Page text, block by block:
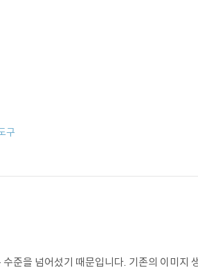
구
준을 넘어섰기 때문입니다. 기존의 이미지